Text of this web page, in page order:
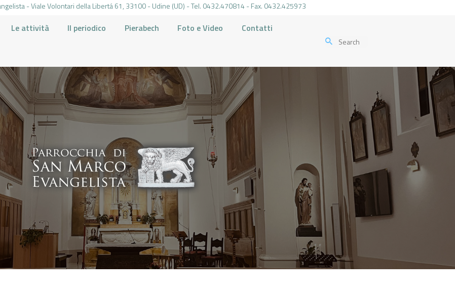
- Viale Volontari della Libertá 61, 33100 - Udine (UD) - Tel. 0432.470814 - Fax. 0432.425973
Le attività Il periodico Pierabech Foto e Video Contatti
HOME
LA PARROCCHIA
IL PARROCO
LE ATTIVITÀ
IL PERIODICO
PIERABECH
FOTO E VIDEO
CONTATTI